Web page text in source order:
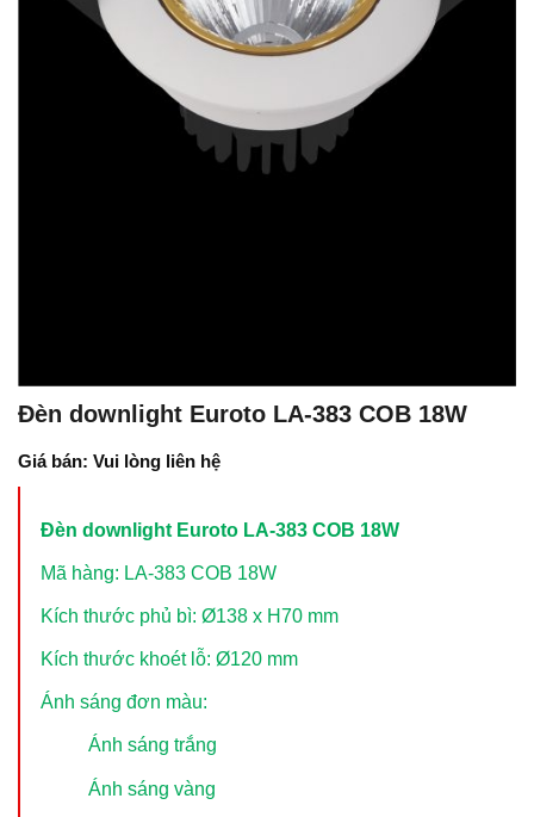
Đèn downlight Euroto LA-383 COB 18W
Giá bán: Vui lòng liên hệ
Đèn downlight Euroto LA-383 COB 18W
Mã hàng: LA-383 COB 18W
Kích thước phủ bì: Ø138 x H70 mm
Kích thước khoét lỗ: Ø120 mm
Ánh sáng đơn màu:
Ánh sáng trắng
Ánh sáng vàng